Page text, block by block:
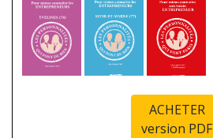
ACHETER
version PDF